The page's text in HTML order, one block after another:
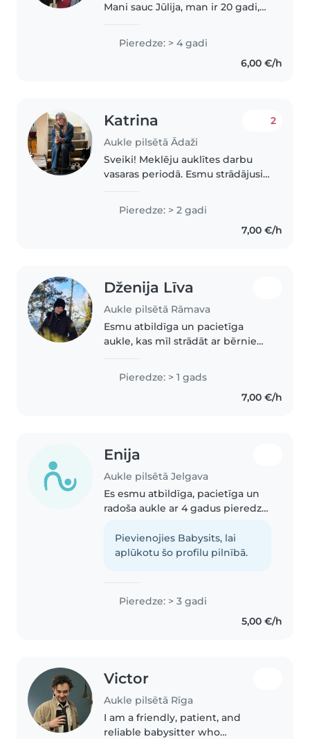
Mani sauc Jūlija, man ir 20 gadi,
pakalpojumus. Esmu ļoti
punktuāla, rūpīga un atbildīga.
Man ir pieredze darbā ar dažāda
Pieredze: > 4 gadi
6,00 €/h
Katrina
Aukle pilsētā Ādaži
2
Sveiki! Meklēju auklītes darbu
vasaras periodā. Esmu strādājusi
lielāka pieredze ir ar 3-6
gadīgiem bērniem, bet esmu
Pieredze: > 2 gadi
7,00 €/h
Dženija Līva
Aukle pilsētā Rāmava
Esmu atbildīga un pacietīga
aukle, kas mīl strādāt ar bērniem!
esmu gatavs mācīties un darīt
visu to labāko lai jūsu bērns
Pieredze: > 1 gads
7,00 €/h
Enija
Aukle pilsētā Jelgava
Es esmu atbildīga, pacietīga un
radoša aukle ar 4 gadus pieredzi,
zīdaiņiem līdz skolēniem. Kā arī
jau 6 gadus pieskatu manu mazo
Pievienojies Babysits, lai
aplūkotu šo profilu pilnībā.
Pieredze: > 3 gadi
5,00 €/h
Victor
Aukle pilsētā Rīga
I am a friendly, patient, and
reliable babysitter who